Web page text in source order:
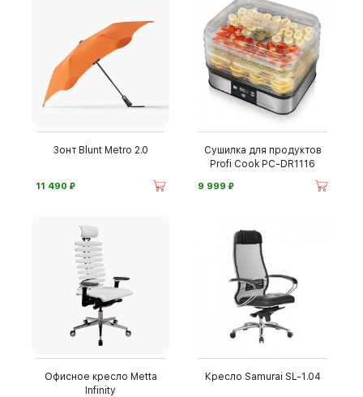
Зонт Blunt Metro 2.0
11 490 ⃏
Сушилка для продуктов
Profi Cook PC-DR1116
9 999 ⃏
Офисное кресло Metta
Infinity
Кресло Samurai SL-1.04